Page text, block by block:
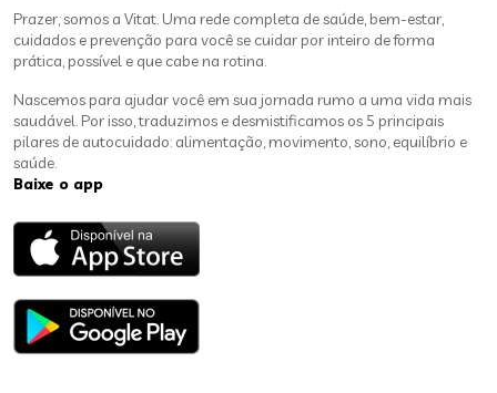
Prazer, somos a Vitat. Uma rede completa de saúde, bem-estar,
cuidados e prevenção para você se cuidar por inteiro de forma
prática, possível e que cabe na rotina.
Nascemos para ajudar você em sua jornada rumo a uma vida mais
saudável. Por isso, traduzimos e desmistificamos os 5 principais
pilares de autocuidado: alimentação, movimento, sono, equilíbrio e
saúde.
Baixe o app